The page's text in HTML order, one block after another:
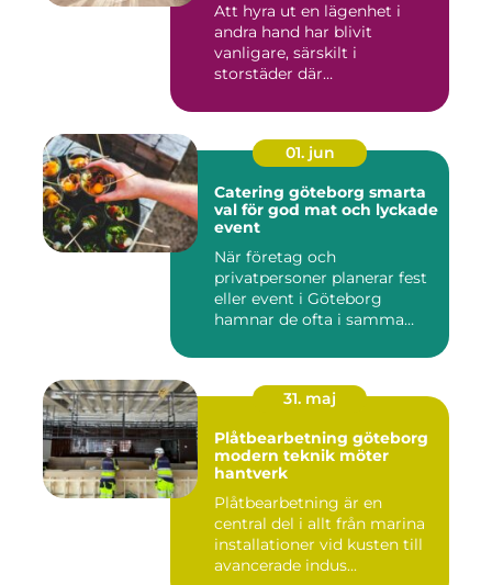
Att hyra ut en lägenhet i
andra hand har blivit
vanligare, särskilt i
storstäder där
01. jun
Catering göteborg smarta
val för god mat och lyckade
event
När företag och
privatpersoner planerar fest
eller event i Göteborg
hamnar de ofta i samma
31. maj
Plåtbearbetning göteborg
modern teknik möter
hantverk
Plåtbearbetning är en
central del i allt från marina
installationer vid kusten till
avancerade indus...